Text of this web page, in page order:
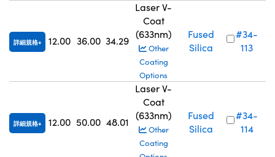
詳細規格 12.00 36.00 34.29
Laser V-
Coat
(633nm)
Other
Coating
Options
Fused
Silica
#34-
113
詳細規格 12.00 50.00 48.01
Laser V-
Coat
(633nm)
Other
Coating
Fused
Silica
#34-
114